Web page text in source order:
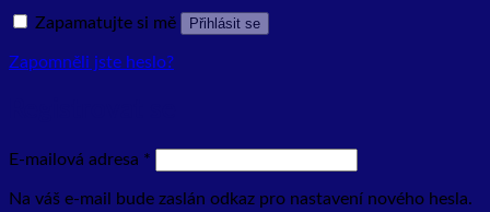
Zapamatujte si mě Přihlásit se
Zapomněli jste heslo?
E-mailová adresa *
Na váš e-mail bude zaslán odkaz pro nastavení nového hesla.